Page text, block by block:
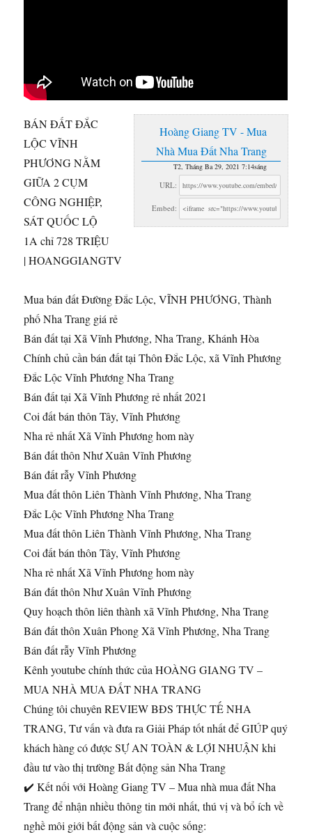
Hoàng Giang TV - Mua
Nhà Mua Đất Nha Trang
T2, Tháng Ba 29, 2021 7:14sáng
URL:
Embed:
BÁN ĐẤT ĐẮC
LỘC VĨNH
PHƯƠNG NẰM
GIỮA 2 CỤM
CÔNG NGHIỆP,
SÁT QUỐC LỘ
1A chỉ 728 TRIỆU
|HOANGGIANGTV
Mua bán đất Đường Đắc Lộc, VĨNH PHƯƠNG, Thành
phố Nha Trang giá rẻ
Bán đất tại Xã Vĩnh Phương, Nha Trang, Khánh Hòa
Chính chủ cần bán đất tại Thôn Đắc Lộc, xã Vĩnh Phương
Đắc Lộc Vĩnh Phương Nha Trang
Bán đất tại Xã Vĩnh Phương rẻ nhất 2021
Coi đất bán thôn Tây, Vĩnh Phương
Nha rẻ nhất Xã Vĩnh Phương hom này
Bán đất thôn Như Xuân Vĩnh Phương
Bán đất rẫy Vĩnh Phương
Mua đất thôn Liên Thành Vĩnh Phương, Nha Trang
Đắc Lộc Vĩnh Phương Nha Trang
Mua đất thôn Liên Thành Vĩnh Phương, Nha Trang
Coi đất bán thôn Tây, Vĩnh Phương
Nha rẻ nhất Xã Vĩnh Phương hom này
Bán đất thôn Như Xuân Vĩnh Phương
Quy hoạch thôn liên thành xã Vĩnh Phương, Nha Trang
Bán đất thôn Xuân Phong Xã Vĩnh Phương, Nha Trang
Bán đất rẫy Vĩnh Phương
Kênh youtube chính thức của HOÀNG GIANG TV –
MUA NHÀ MUA ĐẤT NHA TRANG
Chúng tôi chuyên REVIEW BĐS THỰC TẾ NHA
TRANG, Tư vấn và đưa ra Giải Pháp tốt nhất để GIÚP quý
khách hàng có được SỰ AN TOÀN & LỢI NHUẬN khi
đầu tư vào thị trường Bất động sản Nha Trang
✔️ Kết nối với Hoàng Giang TV – Mua nhà mua đất Nha
Trang để nhận nhiều thông tin mới nhất, thú vị và bổ ích về
nghề môi giới bất động sản và cuộc sống: